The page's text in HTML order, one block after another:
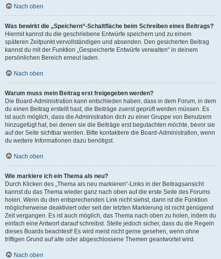
Nach oben
Was bewirkt die „Speichern“-Schaltfläche beim Schreiben eines Beitrags?
Hiermit kannst du die geschriebene Entwürfe speichern und zu einem
späteren Zeitpunkt vervollständigen und absenden. Den gesicherten Beitrag
kannst du mit der Funktion „Gespeicherte Entwürfe verwalten“ in deinem
persönlichen Bereich erneut laden.
Nach oben
Warum muss mein Beitrag erst freigegeben werden?
Die Board-Administration kann entschieden haben, dass in dem Forum, in dem
du einen Beitrag erstellt hast, die Beiträge zuerst geprüft werden müssen. Es
ist auch möglich, dass die Administration dich zu einer Gruppe von Benutzern
hinzugefügt hat, bei denen sie die Beiträge erst begutachten möchte, bevor sie
auf der Seite sichtbar werden. Bitte kontaktiere die Board-Administration, wenn
du weitere Informationen dazu benötigst.
Nach oben
Wie markiere ich ein Thema als neu?
Durch Klicken des „Thema als neu markieren“-Links in der Beitragsansicht
kannst du das Thema wieder ganz nach oben auf die erste Seite des Forums
holen. Wenn du den entsprechenden Link nicht siehst, dann ist die Funktion
möglicherweise deaktiviert oder seit der letzten Markierung ist nicht genügend
Zeit vergangen. Es ist auch möglich, das Thema nach oben zu holen, indem du
einfach eine Antwort darauf schreibst. Stelle jedoch sicher, dass du die Regeln
dieses Boards beachtest! Es wird meist nicht gerne gesehen, wenn ohne
triftigen Grund auf alte oder abgeschlossene Themen geantwortet wird.
Nach oben